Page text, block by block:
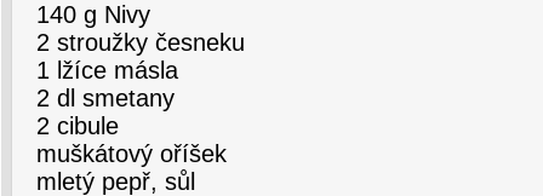
140 g Nivy
2 stroužky česneku
1 lžíce másla
2 dl smetany
2 cibule
muškátový oříšek
mletý pepř, sůl